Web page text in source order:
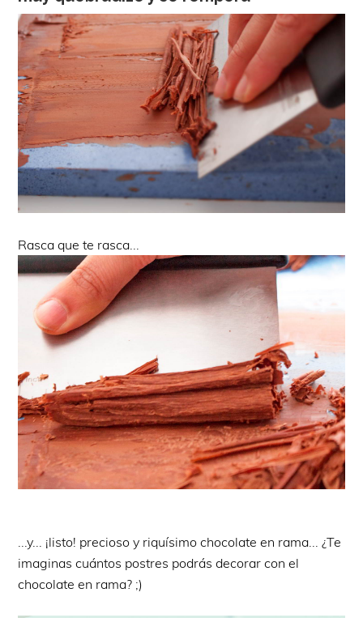
Rasca que te rasca...
...y... ¡listo! precioso y riquísimo chocolate en rama... ¿Te
imaginas cuántos postres podrás decorar con el
chocolate en rama? ;)